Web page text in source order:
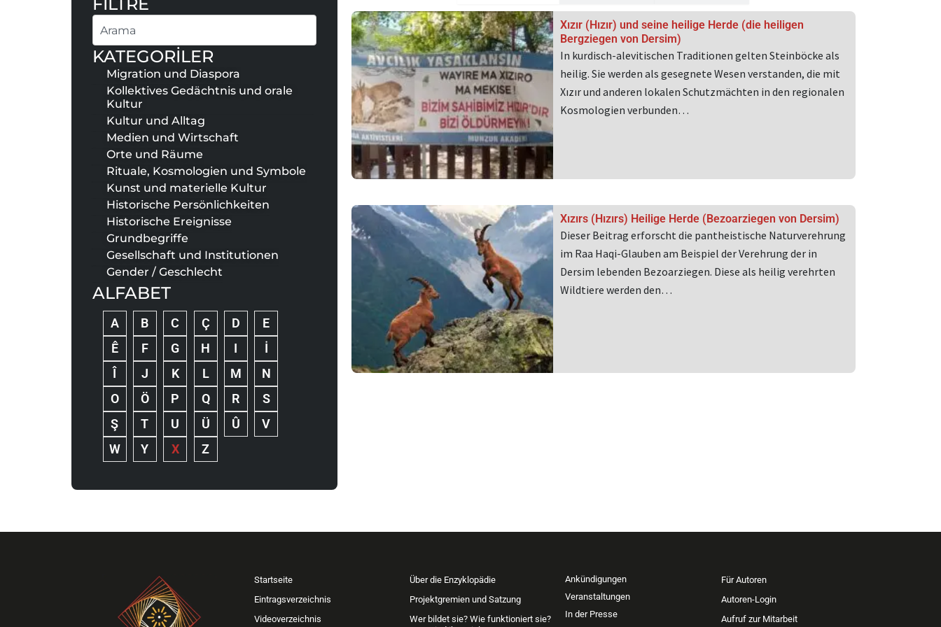
KATEGORİLER
Migration und Diaspora
Kollektives Gedächtnis und orale
Kultur
Kultur und Alltag
Medien und Wirtschaft
Orte und Räume
Rituale, Kosmologien und Symbole
Kunst und materielle Kultur
Historische Persönlichkeiten
Historische Ereignisse
Grundbegriffe
Gesellschaft und Institutionen
Gender / Geschlecht
ALFABET
A B C Ç D
E
Ê
F G H I
İ
Î
J K L M
N
O
Ö P Q R
S
Ş
T U Ü Û
V
W
Y X Z
Xızır (Hızır) und seine heilige Herde (die heiligen
Bergziegen von Dersim)
In kurdisch-alevitischen Traditionen gelten Steinböcke als
heilig. Sie werden als gesegnete Wesen verstanden, die mit
Xızır und anderen lokalen Schutzmächten in den regionalen
Kosmologien verbunden…
Xızırs (Hızırs) Heilige Herde (Bezoarziegen von Dersim)
Dieser Beitrag erforscht die pantheistische Naturverehrung
im Raa Haqi-Glauben am Beispiel der Verehrung der in
Dersim lebenden Bezoarziegen. Diese als heilig verehrten
Wildtiere werden den…
Startseite
Eintragsverzeichnis
Videoverzeichnis
Über die Enzyklopädie
Projektgremien und Satzung
Wer bildet sie? Wie funktioniert sie?
Ankündigungen
Veranstaltungen
In der Presse
Für Autoren
Autoren-Login
Aufruf zur Mitarbeit